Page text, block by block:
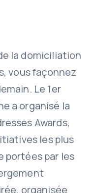
la domiciliation
vous façonnez
Le 1er
a organisé la
Awards,
les plus
portées par les
organisée